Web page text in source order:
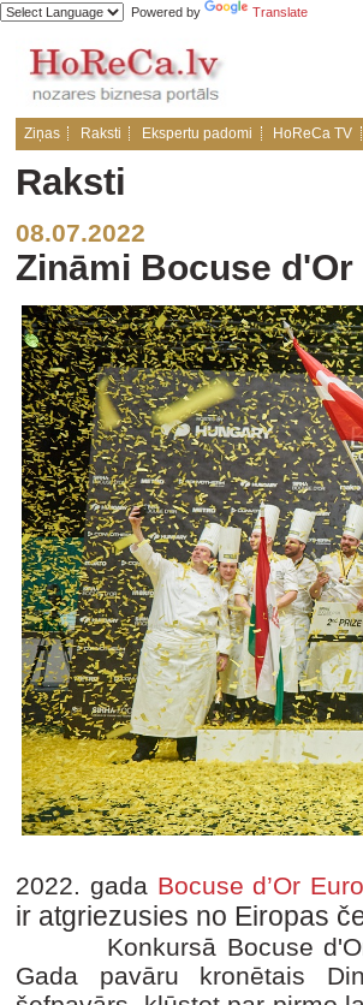
Powered by Translate
Ziņas Raksti Ekspertu padomi HoReCa TV
Raksti
08.07.2022
Zināmi Bocuse
2022. gada Bocuse d’Or
ir atgriezusies no Eiropas
Konkursā Bocuse d'Or
Gada pavāru kronētais